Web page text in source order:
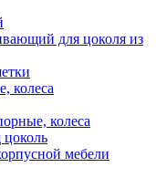
для цоколя из
колеса
колеса
мебели